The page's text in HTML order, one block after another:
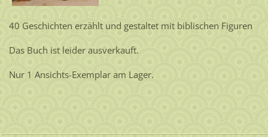
40 Geschichten erzählt und gestaltet mit biblischen Figuren
Das Buch ist leider ausverkauft.
Nur 1 Ansichts-Exemplar am Lager.